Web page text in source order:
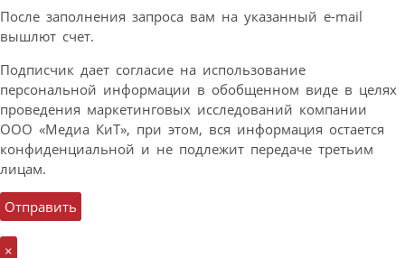
После заполнения запроса вам на указанный e-mail
вышлют счет.
Подписчик дает согласие на использование
персональной информации в обобщенном виде в целях
проведения маркетинговых исследований компании
ООО «Медиа КиТ», при этом, вся информация остается
конфиденциальной и не подлежит передаче третьим
лицам.
×